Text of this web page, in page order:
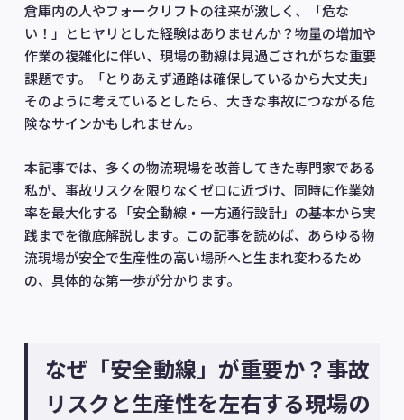
倉庫内の人やフォークリフトの往来が激しく、「危な
い！」とヒヤリとした経験はありませんか？物量の増加や
作業の複雑化に伴い、現場の動線は見過ごされがちな重要
課題です。「とりあえず通路は確保しているから大丈夫」
そのように考えているとしたら、大きな事故につながる危
険なサインかもしれません。
本記事では、多くの物流現場を改善してきた専門家である
私が、事故リスクを限りなくゼロに近づけ、同時に作業効
率を最大化する「安全動線・一方通行設計」の基本から実
践までを徹底解説します。この記事を読めば、あらゆる物
流現場が安全で生産性の高い場所へと生まれ変わるため
の、具体的な第一歩が分かります。
なぜ「安全動線」が重要か？事故
リスクと生産性を左右する現場の